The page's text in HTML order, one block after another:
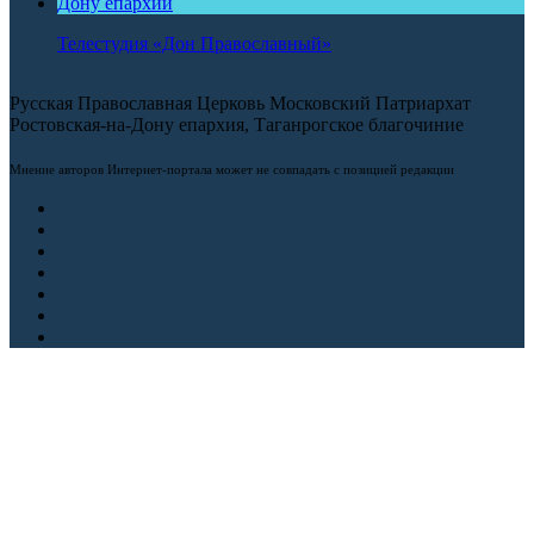
Телестудия «Дон Православный»
Русская Православная Церковь Московский Патриархат
Ростовская-на-Дону епархия, Таганрогское благочиние
Мнение авторов Интернет-портала может не совпадать с позицией редакции